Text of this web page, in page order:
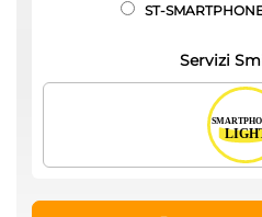
ST-
Servizi